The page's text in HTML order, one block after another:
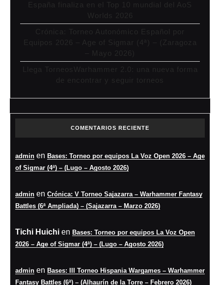
España finaliza en el Top 10 mundial del AoS
Worlds 2026
Crónica: Torneo Autonómico Español por
Equipos 2026 – Age of Sigmar (4ª) – (Zaragoza
– Mayo 2026)
Llega TorneosWarhammer 2.0: una nueva forma
de encontrar y seguir torneos
COMENTARIOS RECIENTE
admin en Bases: Torneo por equipos La Voz Open 2026 – Age
of Sigmar (4ª) – (Lugo – Agosto 2026)
admin en Crónica: V Torneo Sajazarra – Warhammer Fantasy
Battles (6ª Ampliada) – (Sajazarra – Marzo 2026)
Tichi Huichi en Bases: Torneo por equipos La Voz Open
2026 – Age of Sigmar (4ª) – (Lugo – Agosto 2026)
admin en Bases: III Torneo Hispania Wargames – Warhammer
Fantasy Battles (6ª) – (Alhaurín de la Torre – Febrero 2026)